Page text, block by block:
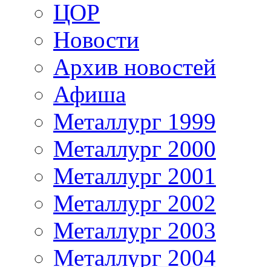
ЦОР
Новости
Архив новостей
Афиша
Металлург 1999
Металлург 2000
Металлург 2001
Металлург 2002
Металлург 2003
Металлург 2004